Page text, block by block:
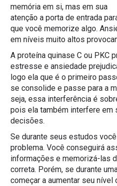
memória em si, mas em sua
atenção a porta de entrada
que você memorize algo.
em níveis muito altos
A proteína quinase C ou PKC
estresse e ansiedade
logo ela que é o primeiro
se consolide e passe para a
seja, essa interferência é
pois ela também interfere em
decisões.
Se durante seus estudos
problema. Você conseguirá
informações e memorizá-las
correta. Porém, se durante
começar a aumentar seu